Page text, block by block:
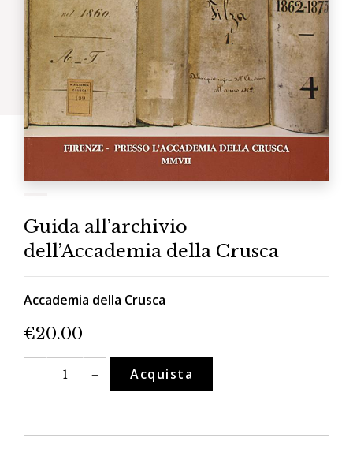
Guida all’archivio
dell’Accademia della Crusca
Accademia della Crusca
€20.00
-
Guida
all'archivio
dell'Accademia
+ Acquista